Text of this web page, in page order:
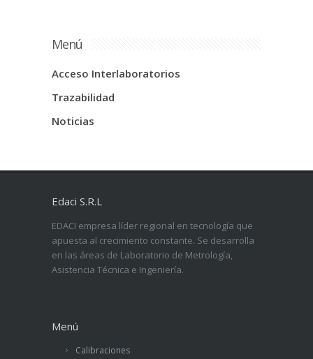
Menú
Acceso Interlaboratorios
Trazabilidad
Noticias
Edaci S.R.L
EDACI empresa líder regional en tecnología que
apuesta al crecimiento constante. Se desarrolla
en las áreas de Laboratorio de Metrología,
Asistencia Técnica e Ingeniería.
Menú
Calibraciones